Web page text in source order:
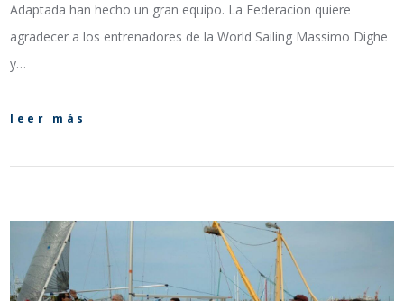
Adaptada han hecho un gran equipo. La Federacion quiere
agradecer a los entrenadores de la World Sailing Massimo Dighe
y…
leer más